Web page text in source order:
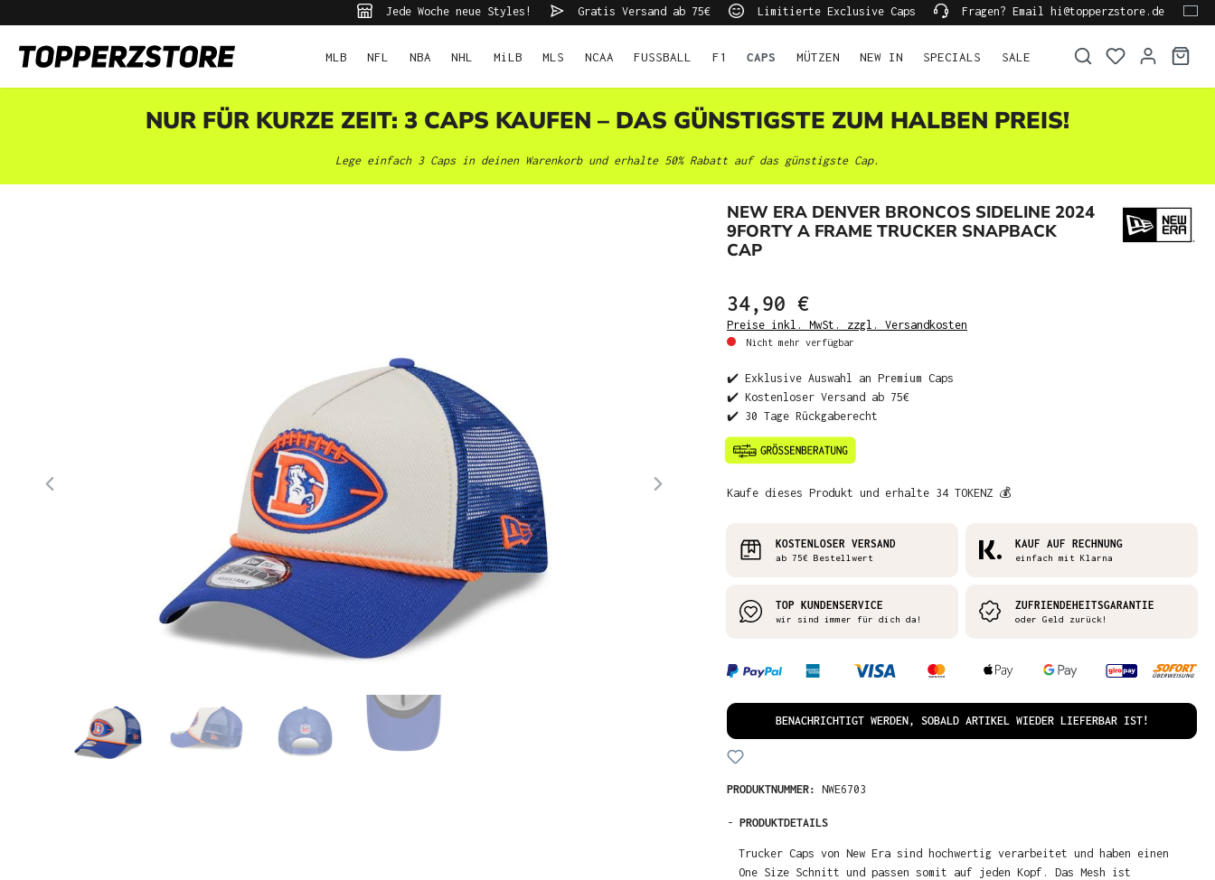
Jede Woche neue Styles! Gratis Versand ab 75€ Limitierte Exclusive Caps Fragen? Email hi@topperzstore.de
MLB NFL NBA NHL MiLB MLS NCAA FUSSBALL F1 CAPS MÜTZEN NEW IN SPECIALS SALE
NUR FÜR KURZE ZEIT: 3 CAPS KAUFEN – DAS GÜNSTIGSTE ZUM HALBEN PREIS!
Lege einfach 3 Caps in deinen Warenkorb und erhalte 50% Rabatt auf das günstigste Cap.
NEW ERA DENVER BRONCOS SIDELINE 2024
9FORTY A FRAME TRUCKER SNAPBACK
CAP
34,90 €
Preise inkl. MwSt. zzgl. Versandkosten
Nicht mehr verfügbar
✔️ Exklusive Auswahl an Premium Caps
✔️ Kostenloser Versand ab 75€
✔️ 30 Tage Rückgaberecht
Kaufe dieses Produkt und erhalte 34 TOKENZ 💰
KOSTENLOSER VERSAND
ab 75€ Bestellwert
KAUF AUF RECHNUNG
einfach mit Klarna
TOP KUNDENSERVICE
wir sind immer für dich da!
ZUFRIENDEHEITSGARANTIE
oder Geld zurück!
BENACHRICHTIGT WERDEN, SOBALD ARTIKEL WIEDER LIEFERBAR IST!
PRODUKTNUMMER: NWE6703
- PRODUKTDETAILS
Trucker Caps von New Era sind hochwertig verarbeitet und haben einen
One Size Schnitt und passen somit auf jeden Kopf. Das Mesh ist